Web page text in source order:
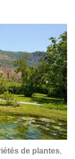
de plantes,